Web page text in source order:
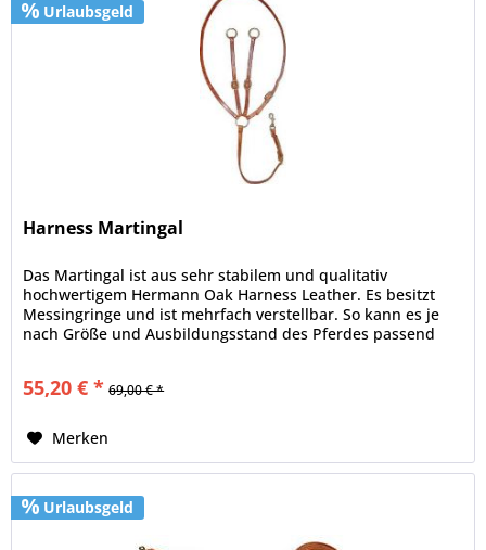
Urlaubsgeld
Harness Martingal
Das Martingal ist aus sehr stabilem und qualitativ
hochwertigem Hermann Oak Harness Leather. Es besitzt
Messingringe und ist mehrfach verstellbar. So kann es je
nach Größe und Ausbildungsstand des Pferdes passend
55,20 € * 69,00 € *
Merken
Urlaubsgeld